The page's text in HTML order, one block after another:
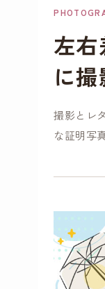
左
に
撮影とレ
な証明写